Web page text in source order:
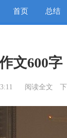
首页 总结
文600字
阅读全文